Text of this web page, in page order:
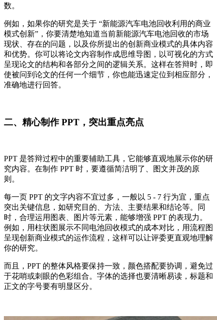
数。
例如，如果你的研究是关于 “新能源汽车电池回收利用的商业
模式创新”，你要清楚地知道当前新能源汽车电池回收的市场
现状、存在的问题，以及你所提出的创新商业模式的具体内容
和优势。你可以将论文内容制作成思维导图，以可视化的方式
呈现论文的结构和各部分之间的逻辑关系。这样在答辩时，即
使被问到论文的任何一个细节，你也能迅速定位到相应部分，
准确地进行回答。
二、精心制作 PPT，突出重点亮点
PPT 是答辩过程中的重要辅助工具，它能够直观地展示你的研
究内容。在制作 PPT 时，要遵循简洁明了、图文并茂的原
则。
每一页 PPT 的文字内容不宜过多，一般以 5 - 7 行为宜，重点
突出关键信息，如研究目的、方法、主要结果和结论等。同
时，合理运用图表、图片等元素，能够增强 PPT 的表现力。
例如，用柱状图展示不同电池回收模式的成本对比，用流程图
呈现创新商业模式的运作流程，这样可以让评委更直观地理解
你的研究。
而且，PPT 的整体风格要保持一致，颜色搭配要协调，避免过
于花哨或刺眼的色彩组合。字体的选择也要清晰易读，标题和
正文的字号要有明显区分。